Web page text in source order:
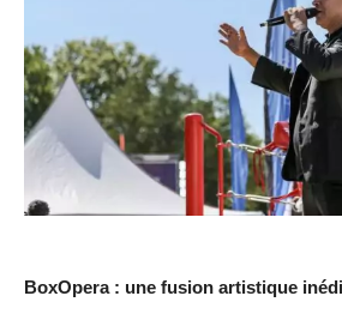
BoxOpera : une fusion artistique